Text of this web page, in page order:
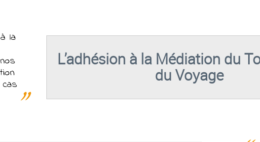
la
L’adhésion à la Médiation du
du Voyage